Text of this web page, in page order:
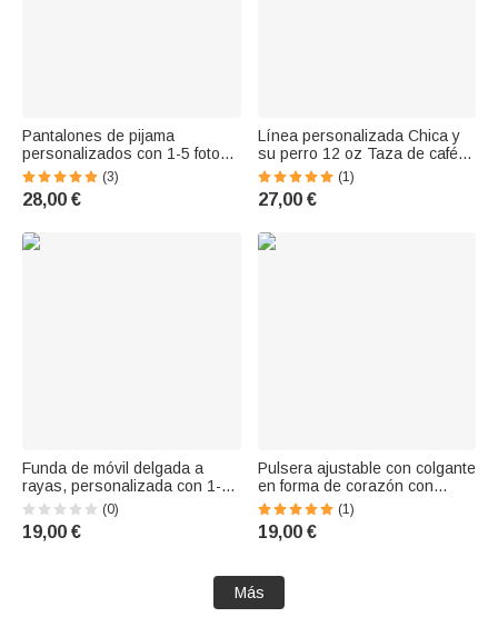
Pantalones de pijama
personalizados con 1-5 fotos,
nombre y título Regalo de
cumpleaños para los amantes
de las mascotas
(3)
28,00 €
Línea personalizada Chica y
su perro 12 oz Taza de café
de cerámica con asa y
nombres grabados Hogar
Oficina Drinkware Pet
(1)
27,00 €
Funda de móvil delgada a
rayas, personalizada con 1-3
fotos de mascotas en varios
colores y con nombre, para
iPhone: regalo conmemorativo
(0)
19,00 €
Pulsera ajustable con colgante
en forma de corazón con
huella personalizada de
mascota y nombre. Joya
delicada para el día a día,
conmemorativo o de
aniversario para los dueños
de ma
(1)
19,00 €
Más